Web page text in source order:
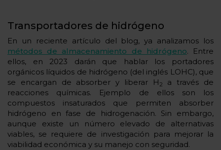
Transportadores de hidrógeno
En un reciente artículo del blog, ya analizamos los
métodos de almacenamiento de hidrógeno. Entre
ellos, en 2023 darán que hablar los portadores
orgánicos líquidos de hidrógeno (del inglés LOHC), que
se encargan de absorber y liberar H 2
a través de
reacciones químicas. Ejemplo de ellos son los
compuestos insaturados que permiten absorber
hidrógeno en fase de hidrogenación. Sin embargo,
aunque existe un número elevado de alternativas
viables, se requiere de investigación para mejorar la
viabilidad económica y su manejo con seguridad.